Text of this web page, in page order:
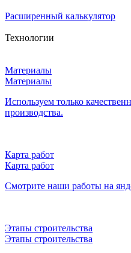
Расширенный калькулятор
Технологии
Материалы
Материалы
Используем только
производства.
Карта работ
Карта работ
Смотрите наши работы на
Этапы строительства
Этапы строительства